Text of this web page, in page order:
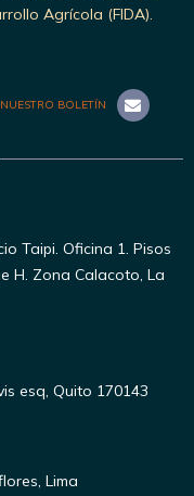
Agrícola (FIDA).
BOLETÍN
Taipi. Oficina 1. Pisos
H. Zona Calacoto, La
esq, Quito 170143
Lima